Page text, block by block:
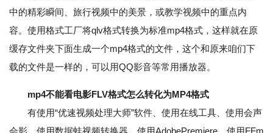
中的精彩瞬间、旅行视频中的美景，或教学视频中的重点内
容。使用格式工厂将qlv格式转换为标准mp4格式，这样就在原
缓存文件夹下面生成一个mp4格式的文件，这个和原来咱们下
载的文件是一样的，可以用QQ影音等常用播放器。
mp4不能看电影FLV格式怎么转化为MP4格式
有使用“优速视频处理大师”软件、使用在线工具、使用会声
会影、使用数据蛙视频转换器、使用AdobePremiere、使用FFm